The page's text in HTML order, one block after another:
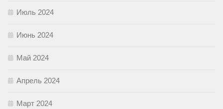
Июль 2024
Июнь 2024
Май 2024
Апрель 2024
Март 2024